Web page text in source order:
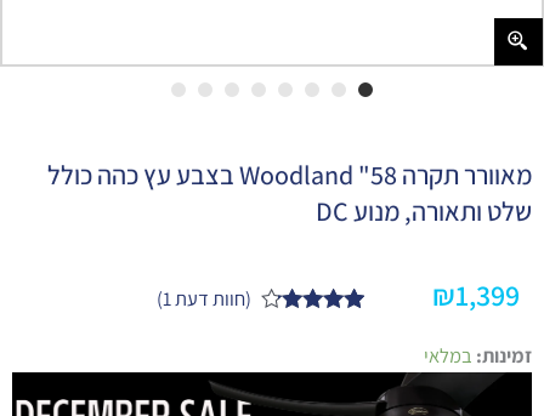
מאוורר תקרה 58" Woodland בצבע עץ כהה כולל
שלט ותאורה, מנוע DC
₪1,399
לקוחות
(חוות דעת1
)
זמינות: במלאיכמות
של
מאוורר
תקרה